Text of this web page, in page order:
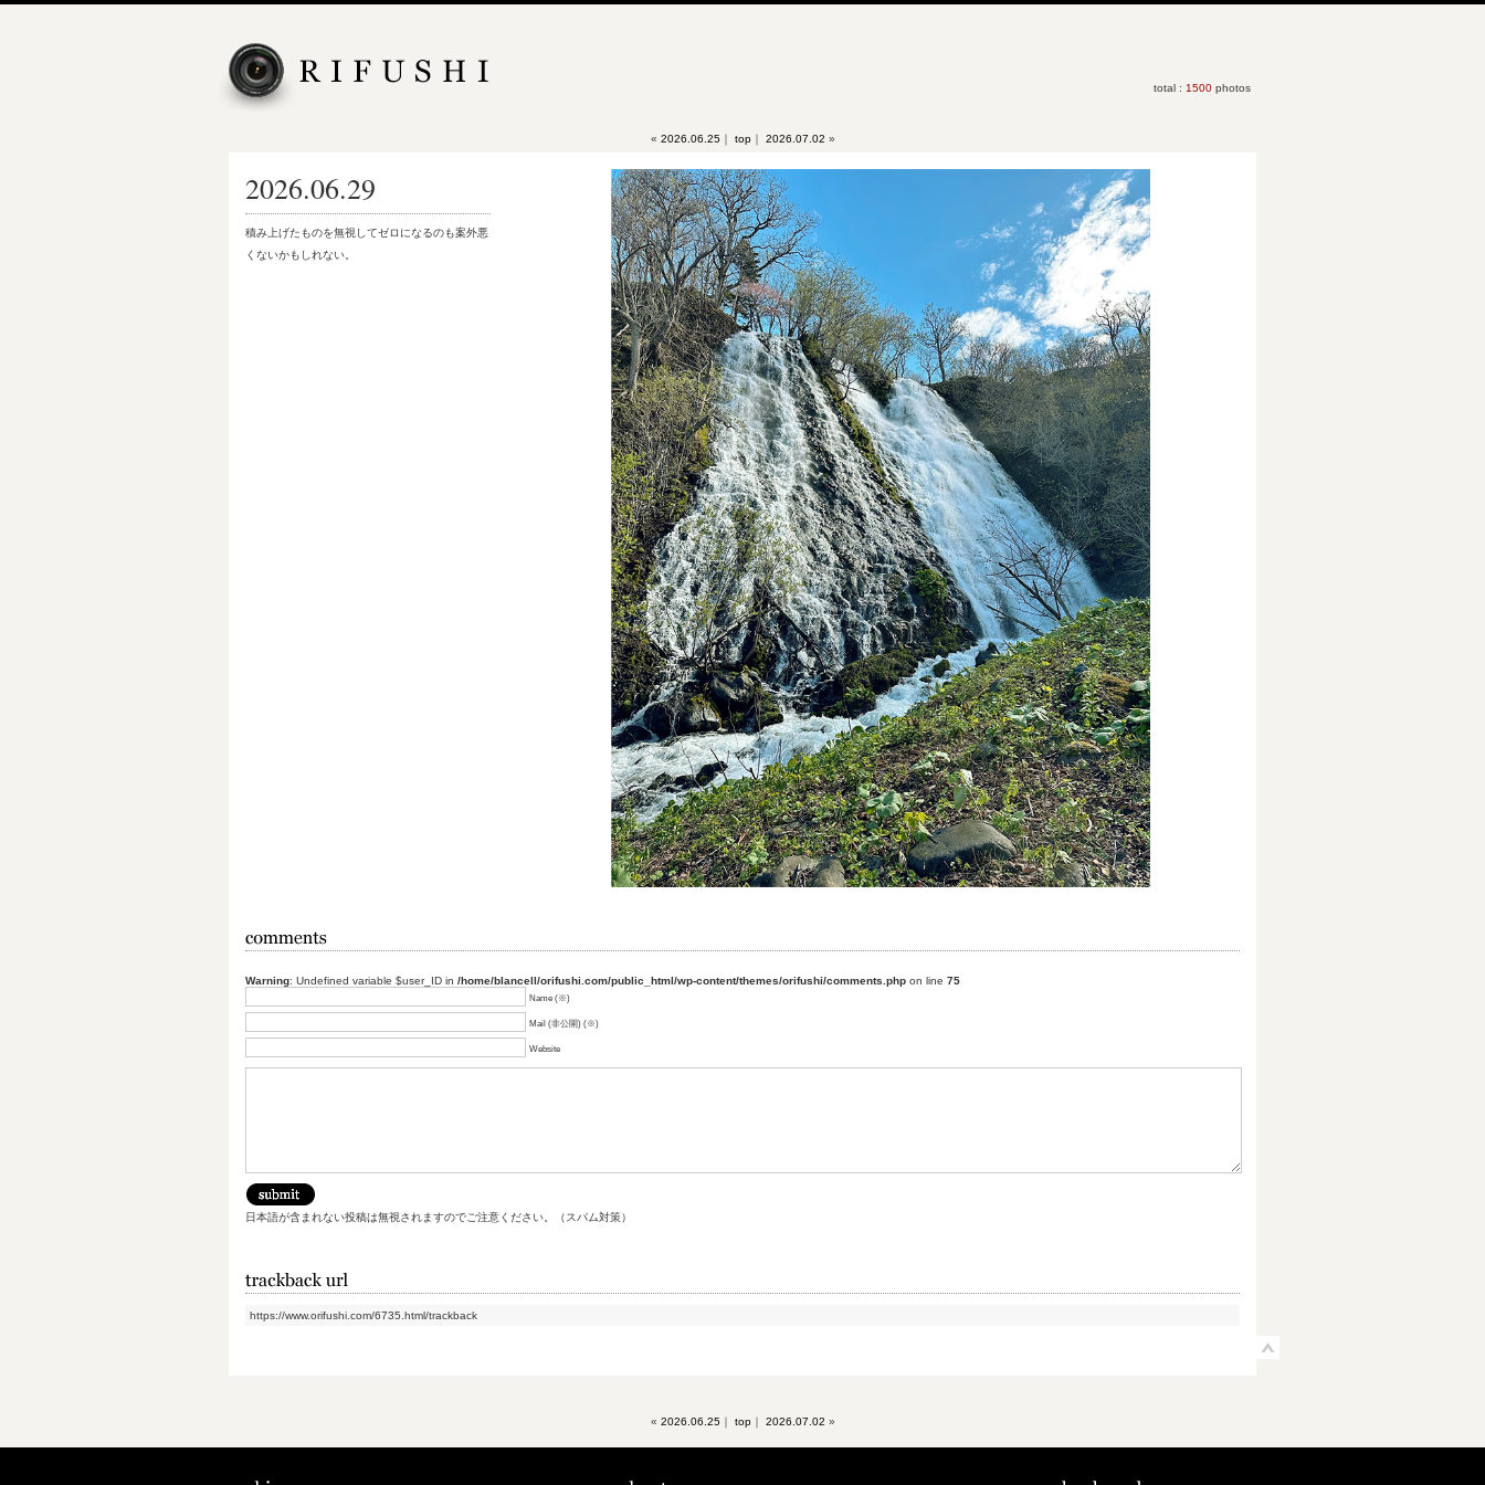
total : 1500 photos
« 2026.06.25｜ top｜ 2026.07.02 »
2026.06.29
積み上げたものを無視してゼロになるのも案外悪
くないかもしれない。
Warning: Undefined variable $user_ID in /home/blancell/orifushi.com/public_html/wp-content/themes/orifushi/comments.php on line 75
Name (※)
Mail (非公開) (※)
Website
日本語が含まれない投稿は無視されますのでご注意ください。（スパム対策）
https://www.orifushi.com/6735.html/trackback
« 2026.06.25｜ top｜ 2026.07.02 »